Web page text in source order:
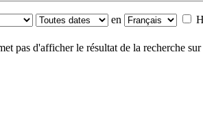
en
pas d'afficher le résultat de la recherche